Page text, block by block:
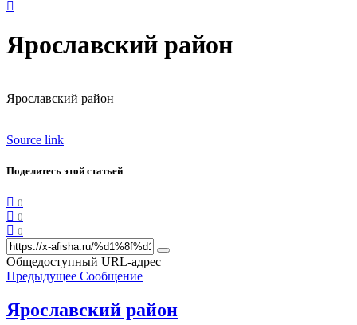
Ярославский район
Ярославский район
Source link
Поделитесь этой статьей
0
0
0
Общедоступный URL-адрес
Предыдущее Сообщение
Ярославский район